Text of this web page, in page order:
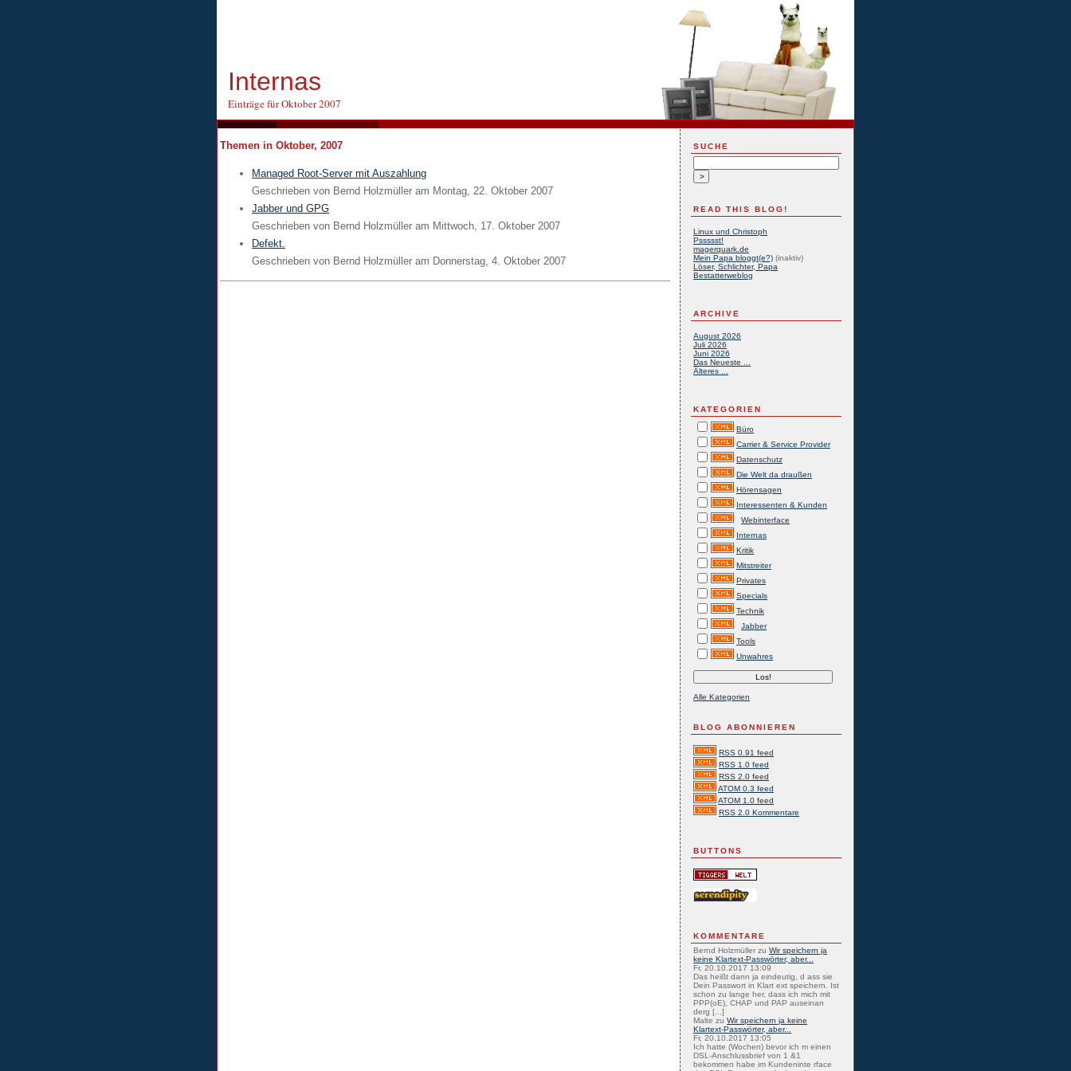
Internas
Einträge für Oktober 2007
Themen in Oktober, 2007
Managed Root-Server mit Auszahlung
Geschrieben von Bernd Holzmüller am Montag, 22. Oktober 2007
Jabber und GPG
Geschrieben von Bernd Holzmüller am Mittwoch, 17. Oktober 2007
Defekt.
Geschrieben von Bernd Holzmüller am Donnerstag, 4. Oktober 2007
SUCHE
READ THIS BLOG!
Linux und Christoph
Pssssst!
magerquark.de
Mein Papa bloggt(e?) (inaktiv)
Löser, Schlichter, Papa
Bestatterweblog
ARCHIVE
August 2026
Juli 2026
Juni 2026
Das Neueste ...
Älteres ...
KATEGORIEN
Büro
Carrier & Service Provider
Datenschutz
Die Welt da draußen
Hörensagen
Interessenten & Kunden
Webinterface
Internas
Kritik
Mitstreiter
Privates
Specials
Technik
Jabber
Tools
Unwahres
Alle Kategorien
BLOG ABONNIEREN
RSS 0.91 feed
RSS 1.0 feed
RSS 2.0 feed
ATOM 0.3 feed
ATOM 1.0 feed
RSS 2.0 Kommentare
BUTTONS
KOMMENTARE
Bernd Holzmüller zu Wir speichern ja
keine Klartext-Passwörter, aber...
Fr, 20.10.2017 13:09
Das heißt dann ja eindeutig, d ass sie
Dein Passwort in Klart ext speichern. Ist
schon zu lange her, dass ich mich mit
PPP(oE), CHAP und PAP auseinan
derg [...]
Malte zu Wir speichern ja keine
Klartext-Passwörter, aber...
Fr, 20.10.2017 13:05
Ich hatte (Wochen) bevor ich m einen
DSL-Anschlussbrief von 1 &1
bekommen habe im Kundeninte rface